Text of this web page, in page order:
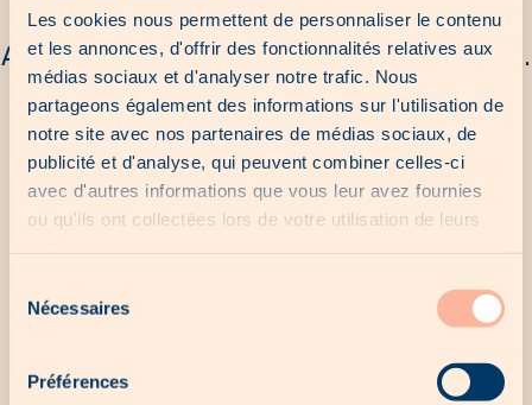
Les cookies nous permettent de personnaliser le contenu
et les annonces, d'offrir des fonctionnalités relatives aux
médias sociaux et d'analyser notre trafic. Nous
partageons également des informations sur l'utilisation de
notre site avec nos partenaires de médias sociaux, de
publicité et d'analyse, qui peuvent combiner celles-ci
avec d'autres informations que vous leur avez fournies
ou qu'ils ont collectées lors de votre utilisation de leurs
Nécessaires
Préférences
Aucune dernière chance pour le moment...
Nos offres locales
Aucune offre locale pour le moment...
Nos produits exclusifs